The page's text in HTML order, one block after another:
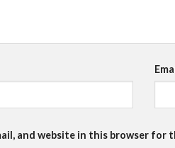
and website in this browser for